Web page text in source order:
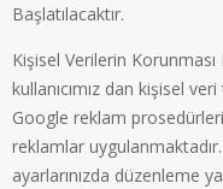
Başlatılacaktır.
Kişisel Verilerin
kullanıcımız dan kişisel
Google reklam
reklamlar
ayarlarınızda düzenleme